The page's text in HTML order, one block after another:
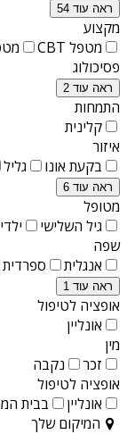
ראה עוד 54
מקצוע
מטפל CBT
פסיכולוג
ראה עוד 2
התמחות
קלינית
איזור
בקעת אונו
גליל
ראה עוד 6
מטופל
גיל השלישי
שפה
אנגלית
ספרדית
ראה עוד 1
אופציה לטיפול
אונליין
מין
זכר
נקבה
אופציה לטיפול
אונליין
בבית
המיקום שלך